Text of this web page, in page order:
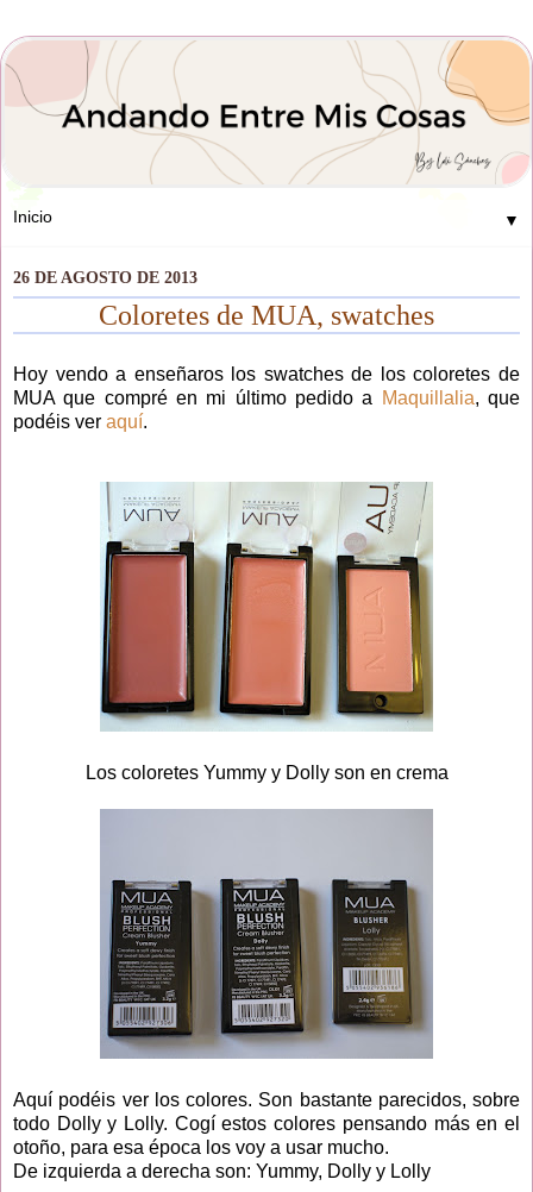
▼
26 DE AGOSTO DE 2013
Coloretes de MUA, swatches
Hoy vendo a enseñaros los swatches de los coloretes de
MUA que compré en mi último pedido a
Maquillalia, que
podéis ver aquí.
Los coloretes Yummy y Dolly son en crema
Aquí podéis ver los colores. Son bastante parecidos, sobre
todo Dolly y Lolly. Cogí estos colores pensando más en el
otoño, para esa época los voy a usar mucho.
De izquierda a derecha son: Yummy, Dolly y Lolly